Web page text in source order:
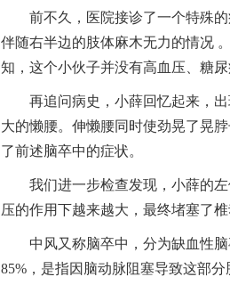
前不久，医院接诊了一个特殊
伴随右半边的肢体麻木无力的情况
知，这个小伙子并没有高血压、糖
再追问病史，小薛回忆起来，
大的懒腰。伸懒腰同时使劲晃了晃
了前述脑卒中的症状。
我们进一步检查发现，小薛的
压的作用下越来越大，最终堵塞了
中风又称脑卒中，分为缺血性
85%，是指因脑动脉阻塞导致这部